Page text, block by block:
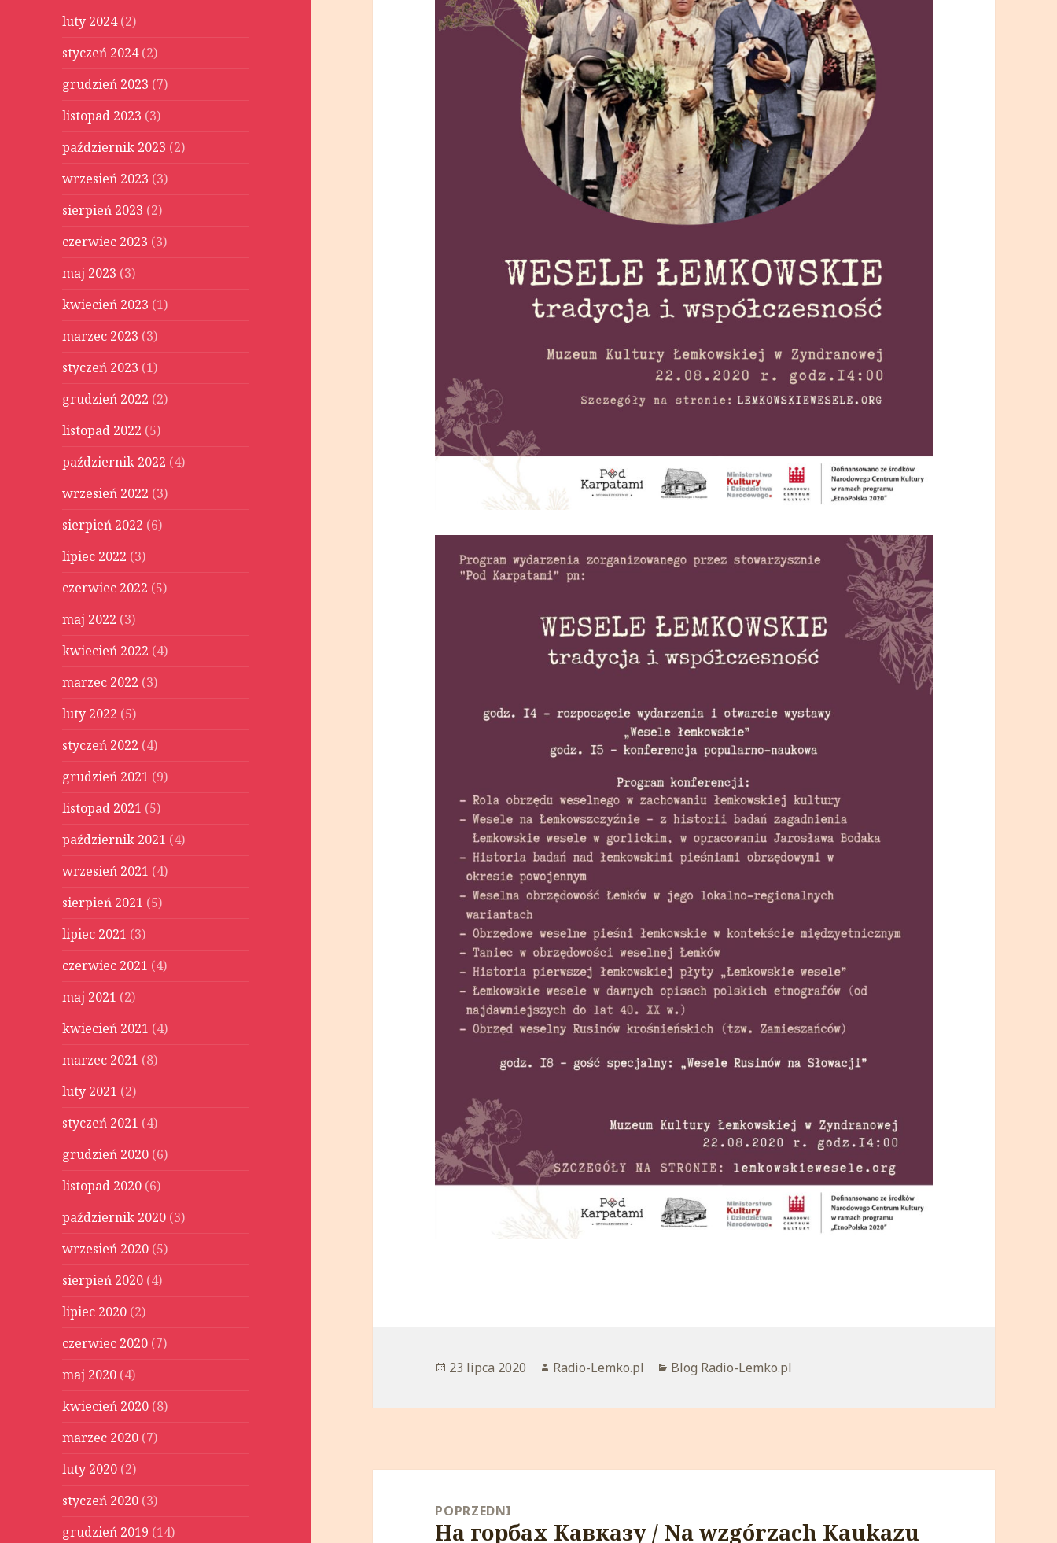
luty 2024(2)
styczeń 2024(2)
grudzień 2023 (7)
listopad 2023 (3)
październik 2023 (2)
wrzesień 2023 (3)
sierpień 2023 (2)
czerwiec 2023 (3)
maj 2023 (3)
kwiecień 2023 (1)
marzec 2023 (3)
styczeń 2023 (1)
grudzień 2022 (2)
listopad 2022 (5)
październik 2022 (4)
wrzesień 2022 (3)
sierpień 2022 (6)
lipiec 2022 (3)
czerwiec 2022 (5)
maj 2022 (3)
kwiecień 2022 (4)
marzec 2022 (3)
luty 2022 (5)
styczeń 2022 (4)
grudzień 2021 (9)
listopad 2021 (5)
październik 2021 (4)
wrzesień 2021 (4)
sierpień 2021 (5)
lipiec 2021 (3)
czerwiec 2021 (4)
maj 2021 (2)
kwiecień 2021 (4)
marzec 2021 (8)
luty 2021 (2)
styczeń 2021 (4)
grudzień 2020 (6)
listopad 2020 (6)
październik 2020 (3)
wrzesień 2020 (5)
sierpień 2020 (4)
lipiec 2020 (2)
czerwiec 2020 (7)
maj 2020 (4)
kwiecień 2020 (8)
marzec 2020 (7)
luty 2020 (2)
styczeń 2020 (3)
grudzień 2019 (14)
Opublikowano
23 lipca 2020 Autor
Radio-Lemko.pl Kategorie
Blog Radio-Lemko.pl
POPRZEDNI
Poprzedni
На горбах Кавказу / Na wzgórzach Kaukazu